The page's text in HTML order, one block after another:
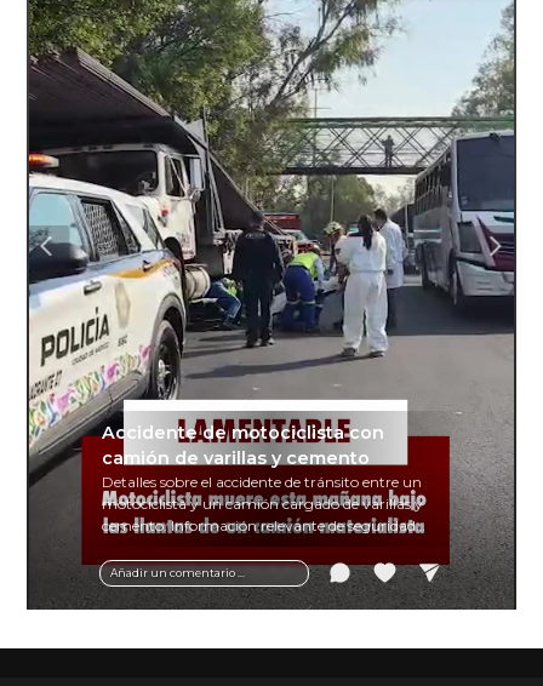
Añadir un comentario ...
Accidente de motociclista con
camión de varillas y cemento
Detalles sobre el accidente de tránsito entre un
motociclista y un camión cargado de varillas y
cemento. Información relevante de seguridad
vial y recomendaciones para motociclistas.